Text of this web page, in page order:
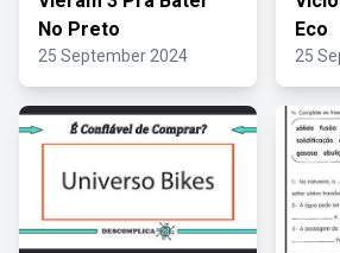
No Preto
25 September 2024
Eco
25